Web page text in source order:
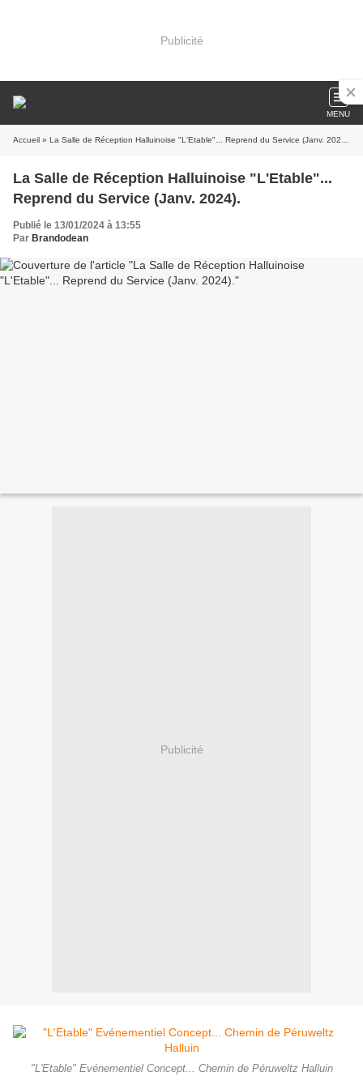
Publicité
MENU
Accueil » La Salle de Réception Halluinoise "L'Etable"... Reprend du Service (Janv. 2024).
La Salle de Réception Halluinoise "L'Etable"...
Reprend du Service (Janv. 2024).
Publié le 13/01/2024 à 13:55
Par Brandodean
Publicité
"L'Etable" Evénementiel Concept... Chemin de Péruweltz Halluin